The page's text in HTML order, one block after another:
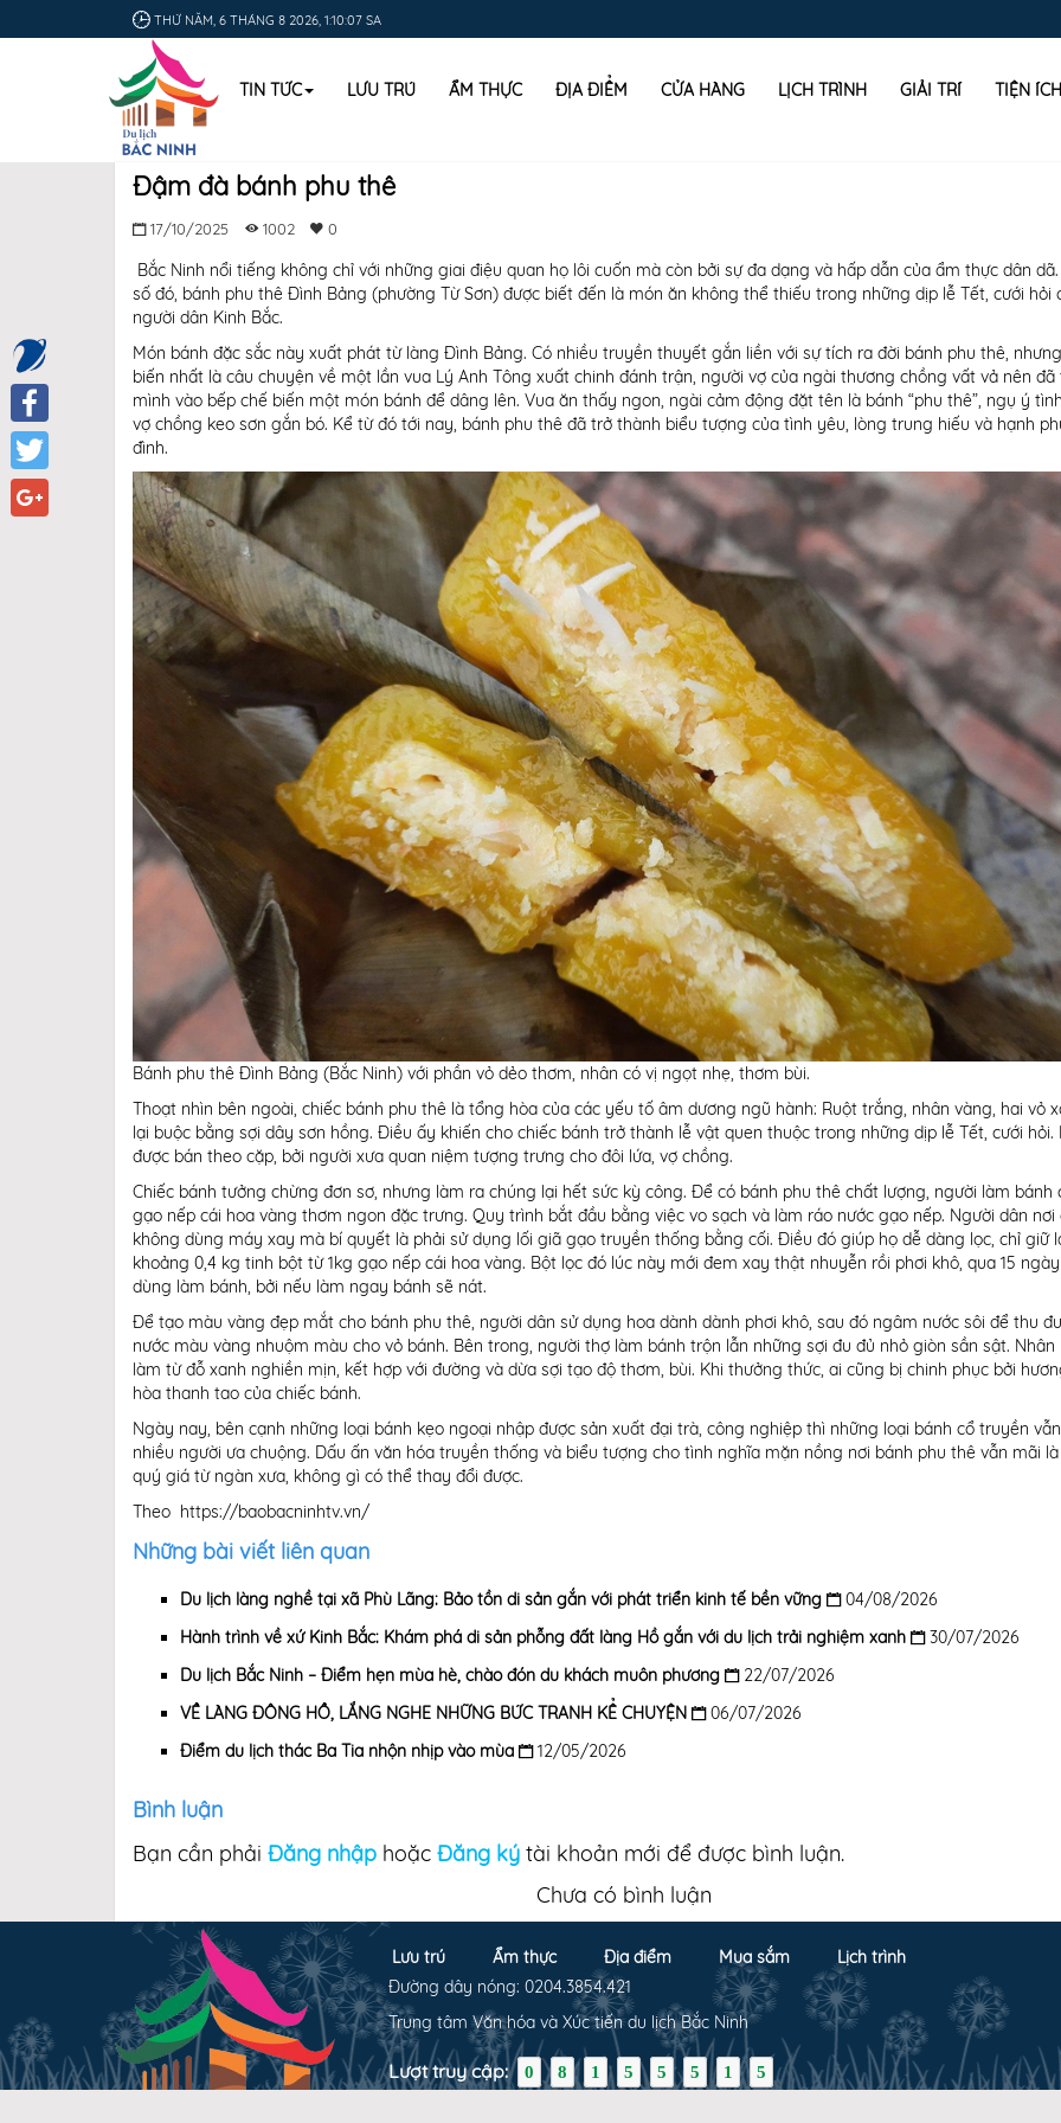
THỨ NĂM, 6 THÁNG 8 2026, 1:10:08 SA
TIN TỨC LƯU TRÚ ẨM THỰC ĐỊA ĐIỂM CỬA HÀNG LỊCH TRÌNH GIẢI TRÍ TIỆN ÍCH
Facebook
Twitter
Đậm đà bánh phu thê
17/10/2025 1002 0
Bắc Ninh nổi tiếng không chỉ với những giai điệu quan họ lôi cuốn mà còn bởi sự đa dạng và hấp dẫn của ẩm thực dân
số đó, bánh phu thê Đình Bảng (phường Từ Sơn) được biết đến là món ăn không thể thiếu trong những dịp lễ Tết, cưới hỏi
người dân Kinh Bắc.
Món bánh đặc sắc này xuất phát từ làng Đình Bảng. Có nhiều truyền thuyết gắn liền với sự tích ra đời bánh phu thê,
biến nhất là câu chuyện về một lần vua Lý Anh Tông xuất chinh đánh trận, người vợ của ngài thương chồng vất vả nên đã
mình vào bếp chế biến một món bánh để dâng lên. Vua ăn thấy ngon, ngài cảm động đặt tên là bánh “phu thê”, ngụ ý
vợ chồng keo sơn gắn bó. Kể từ đó tới nay, bánh phu thê đã trở thành biểu tượng của tình yêu, lòng trung hiếu và hạnh
đình.
Bánh phu thê Đình Bảng (Bắc Ninh) với phần vỏ dẻo thơm, nhân có vị ngọt nhẹ, thơm bùi.
Thoạt nhìn bên ngoài, chiếc bánh phu thê là tổng hòa của các yếu tố âm dương ngũ hành: Ruột trắng, nhân vàng, hai vỏ
lại buộc bằng sợi dây sơn hồng. Điều ấy khiến cho chiếc bánh trở thành lễ vật quen thuộc trong những dịp lễ Tết, cưới hỏi.
được bán theo cặp, bởi người xưa quan niệm tượng trưng cho đôi lứa, vợ chồng.
Chiếc bánh tưởng chừng đơn sơ, nhưng làm ra chúng lại hết sức kỳ công. Để có bánh phu thê chất lượng, người làm bánh
gạo nếp cái hoa vàng thơm ngon đặc trưng. Quy trình bắt đầu bằng việc vo sạch và làm ráo nước gạo nếp. Người dân nơi
không dùng máy xay mà bí quyết là phải sử dụng lối giã gạo truyền thống bằng cối. Điều đó giúp họ dễ dàng lọc, chỉ giữ
khoảng 0,4 kg tinh bột từ 1kg gạo nếp cái hoa vàng. Bột lọc đó lúc này mới đem xay thật nhuyễn rồi phơi khô, qua 15
dùng làm bánh, bởi nếu làm ngay bánh sẽ nát.
Để tạo màu vàng đẹp mắt cho bánh phu thê, người dân sử dụng hoa dành dành phơi khô, sau đó ngâm nước sôi để thu
nước màu vàng nhuộm màu cho vỏ bánh. Bên trong, người thợ làm bánh trộn lẫn những sợi đu đủ nhỏ giòn sần sật. Nhân
làm từ đỗ xanh nghiền mịn, kết hợp với đường và dừa sợi tạo độ thơm, bùi. Khi thưởng thức, ai cũng bị chinh phục bởi
hòa thanh tao của chiếc bánh.
Ngày nay, bên cạnh những loại bánh kẹo ngoại nhập được sản xuất đại trà, công nghiệp thì những loại bánh cổ truyền
nhiều người ưa chuộng. Dấu ấn văn hóa truyền thống và biểu tượng cho tình nghĩa mặn nồng nơi bánh phu thê vẫn mãi
quý giá từ ngàn xưa, không gì có thể thay đổi được.
Theo https://baobacninhtv.vn/
Những bài viết liên quan
Du lịch làng nghề tại xã Phù Lãng: Bảo tồn di sản gắn với phát triển kinh tế bền vững
04/08/2026
Hành trình về xứ Kinh Bắc: Khám phá di sản phỗng đất làng Hồ gắn với du lịch trải nghiệm xanh
30/07/2026
Du lịch Bắc Ninh – Điểm hẹn mùa hè, chào đón du khách muôn phương
22/07/2026
VỀ LÀNG ĐÔNG HỒ, LẮNG NGHE NHỮNG BỨC TRANH KỂ CHUYỆN
06/07/2026
Điểm du lịch thác Ba Tia nhộn nhịp vào mùa
12/05/2026
Bình luận
Bạn cần phải Đăng nhập hoặc Đăng ký tài khoản mới để được bình luận.
Chưa có bình luận
Lưu trú Ẩm thực Địa điểm Mua sắm
Lịch trình
Đường dây nóng: 0204.3854.421
Trung tâm Văn hóa và Xúc tiến du lịch Bắc Ninh
Lượt truy cập: 0 8 1 5 5 5 1 5